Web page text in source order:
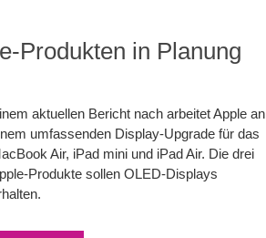
Produkten in Planung
aktuellen Bericht nach arbeitet Apple an
umfassenden Display-Upgrade für das
Air, iPad mini und iPad Air. Die drei
Produkte sollen OLED-Displays